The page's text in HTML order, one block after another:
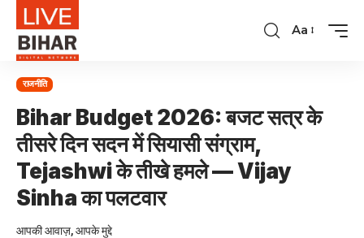
Aa
राजनीति
Bihar Budget 2026: बजट सत्र के
तीसरे दिन सदन में सियासी संग्राम,
Tejashwi के तीखे हमले — Vijay
Sinha का पलटवार
आपकी आवाज़, आपके मुद्दे